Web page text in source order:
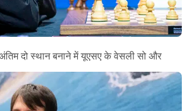
दो स्थान बनाने में यूएसए के वेसली सो और